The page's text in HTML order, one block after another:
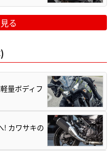
る
量ボディフ
! カワサキの